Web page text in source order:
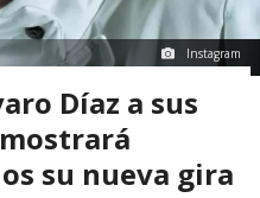
Instagram
Díaz a sus
su nueva gira